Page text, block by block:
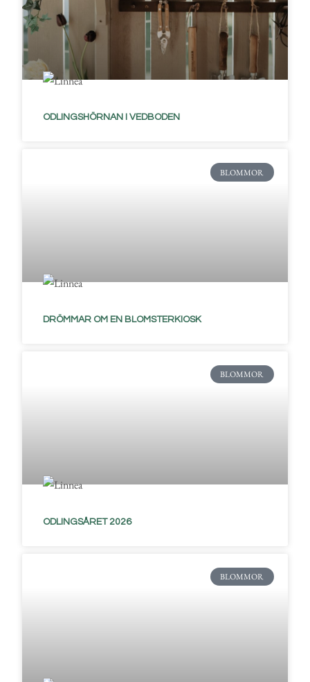
ODLINGSHÖRNAN I VEDBODEN
BLOMMOR
DRÖMMAR OM EN BLOMSTERKIOSK
BLOMMOR
ODLINGSÅRET 2026
BLOMMOR